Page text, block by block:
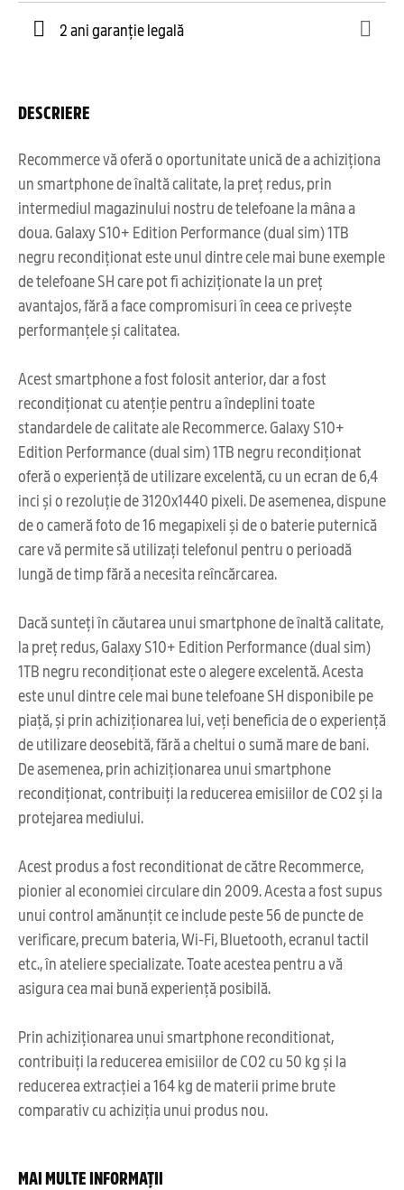
2 ani garanție legală
DESCRIERE
Recommerce vă oferă o oportunitate unică de a achiziționa
un smartphone de înaltă calitate, la preț redus, prin
intermediul magazinului nostru de telefoane la mâna a
doua. Galaxy S10+ Edition Performance (dual sim) 1TB
negru recondiționat este unul dintre cele mai bune exemple
de telefoane SH care pot fi achiziționate la un preț
avantajos, fără a face compromisuri în ceea ce privește
performanțele și calitatea.
Acest smartphone a fost folosit anterior, dar a fost
recondiționat cu atenție pentru a îndeplini toate
standardele de calitate ale Recommerce. Galaxy S10+
Edition Performance (dual sim) 1TB negru recondiționat
oferă o experiență de utilizare excelentă, cu un ecran de 6,4
inci și o rezoluție de 3120x1440 pixeli. De asemenea, dispune
de o cameră foto de 16 megapixeli și de o baterie puternică
care vă permite să utilizați telefonul pentru o perioadă
lungă de timp fără a necesita reîncărcarea.
Dacă sunteți în căutarea unui smartphone de înaltă calitate,
la preț redus, Galaxy S10+ Edition Performance (dual sim)
1TB negru recondiționat este o alegere excelentă. Acesta
este unul dintre cele mai bune telefoane SH disponibile pe
piață, și prin achiziționarea lui, veți beneficia de o experiență
de utilizare deosebită, fără a cheltui o sumă mare de bani.
De asemenea, prin achiziționarea unui smartphone
recondiționat, contribuiți la reducerea emisiilor de CO2 și la
protejarea mediului.
Acest produs a fost reconditionat de către Recommerce,
pionier al economiei circulare din 2009. Acesta a fost supus
unui control amănunțit ce include peste 56 de puncte de
verificare, precum bateria, Wi-Fi, Bluetooth, ecranul tactil
etc., în ateliere specializate. Toate acestea pentru a vă
asigura cea mai bună experiență posibilă.
Prin achiziționarea unui smartphone reconditionat,
contribuiți la reducerea emisiilor de CO2 cu 50 kg și la
reducerea extracției a 164 kg de materii prime brute
comparativ cu achiziția unui produs nou.
MAI MULTE INFORMAȚII